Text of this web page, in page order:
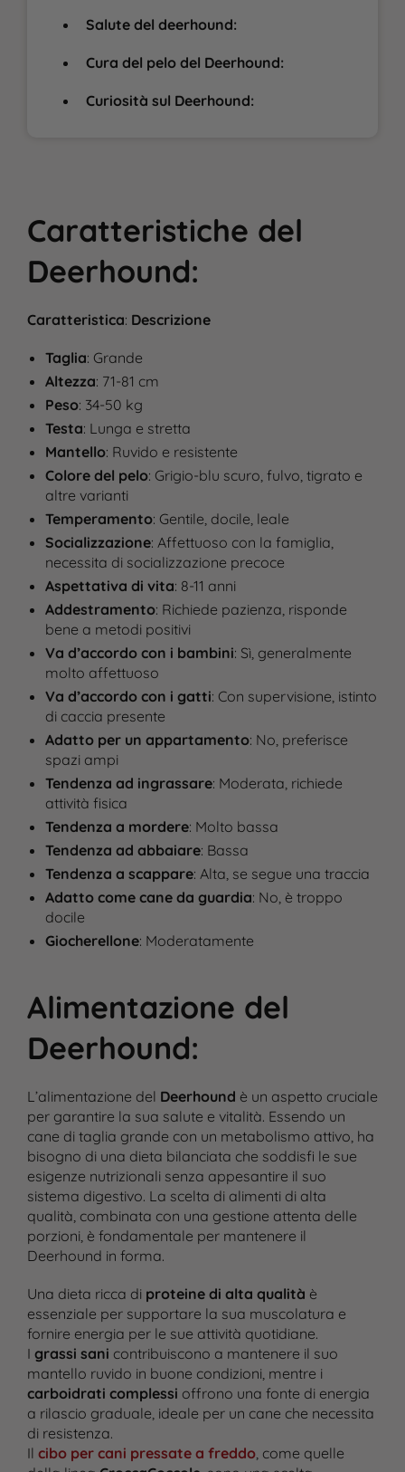
Salute del deerhound:
Cura del pelo del Deerhound:
Curiosità sul Deerhound:
Caratteristiche del
Deerhound:
Caratteristica: Descrizione
Taglia: Grande
Altezza: 71-81 cm
Peso: 34-50 kg
Testa: Lunga e stretta
Mantello: Ruvido e resistente
Colore del pelo: Grigio-blu scuro, fulvo, tigrato e
altre varianti
Temperamento: Gentile, docile, leale
Socializzazione: Affettuoso con la famiglia,
necessita di socializzazione precoce
Aspettativa di vita: 8-11 anni
Addestramento: Richiede pazienza, risponde
bene a metodi positivi
Va d’accordo con i bambini: Sì, generalmente
molto affettuoso
Va d’accordo con i gatti: Con supervisione, istinto
di caccia presente
Adatto per un appartamento: No, preferisce
spazi ampi
Tendenza ad ingrassare: Moderata, richiede
attività fisica
Tendenza a mordere: Molto bassa
Tendenza ad abbaiare: Bassa
Tendenza a scappare: Alta, se segue una traccia
Adatto come cane da guardia: No, è troppo
docile
Giocherellone: Moderatamente
Alimentazione del
Deerhound:
L’alimentazione del Deerhound è un aspetto cruciale
per garantire la sua salute e vitalità. Essendo un
cane di taglia grande con un metabolismo attivo, ha
bisogno di una dieta bilanciata che soddisfi le sue
esigenze nutrizionali senza appesantire il suo
sistema digestivo. La scelta di alimenti di alta
qualità, combinata con una gestione attenta delle
porzioni, è fondamentale per mantenere il
Deerhound in forma.
Una dieta ricca di proteine di alta qualità è
essenziale per supportare la sua muscolatura e
fornire energia per le sue attività quotidiane.
I grassi sani contribuiscono a mantenere il suo
mantello ruvido in buone condizioni, mentre i
carboidrati complessi offrono una fonte di energia
a rilascio graduale, ideale per un cane che necessita
di resistenza.
Il cibo per cani pressate a freddo, come quelle